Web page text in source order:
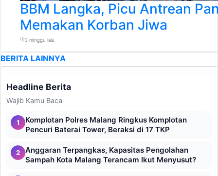
BBM Langka, Picu Antrean
Memakan Korban Jiwa
3 minggu lalu
BERITA LAINNYA
Headline Berita
Wajib Kamu Baca
1
Komplotan Polres Malang Ringkus Komplotan
Pencuri Baterai Tower, Beraksi di 17 TKP
2
Anggaran Terpangkas, Kapasitas Pengolahan
Sampah Kota Malang Terancam Ikut Menyusut?